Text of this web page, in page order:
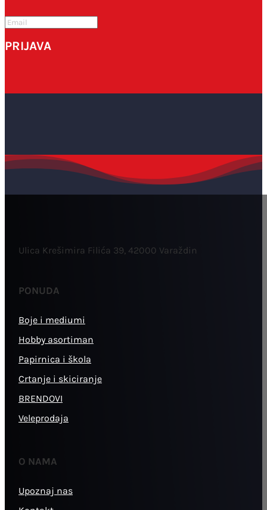
PRIJAVA
Ulica Krešimira Filića 39, 42000 Varaždin
PONUDA
Boje i mediumi
Hobby asortiman
Papirnica i škola
Crtanje i skiciranje
BRENDOVI
Veleprodaja
O NAMA
Upoznaj nas